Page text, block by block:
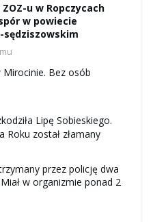
ZOZ-u w Ropczycach
w powiecie
sędziszowskim
Bez osób
Lipę Sobieskiego.
Roku został złamany
przez policję dwa
w organizmie ponad 2